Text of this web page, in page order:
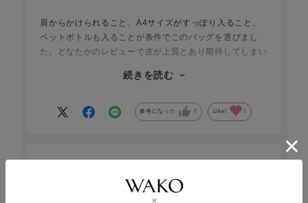
肩からかけられること、A4サイズがすっぽり入ること、
ペットボトルも入ることが条件でこのバッグを選びまし
た。どなたかのレビューで皮が上質とあり期待してしまい
でも、とても使いやすくしっかりしていて買ってよかった
梱包もとても丁寧でした。
いいお買い物ができました。ありがとうございました
続きを読む
参考になった 0 Like! 1